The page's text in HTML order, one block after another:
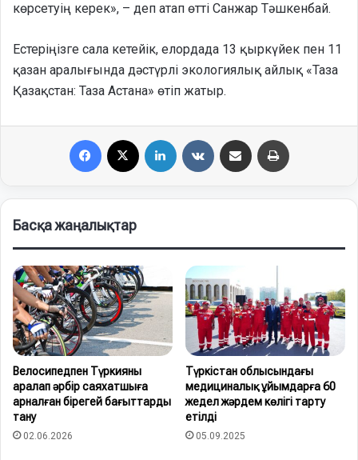
көрсетуің керек», – деп атап өтті Санжар Тәшкенбай.
Естеріңізге сала кетейік, елордада 13 қыркүйек пен 11
қазан аралығында дәстүрлі экологиялық айлық «Таза
Қазақстан: Таза Астана» өтіп жатыр.
Басқа жаңалықтар
Велосипедпен Түркияны
аралап әрбір саяхатшыға
арналған бірегей бағыттарды
тану
02.06.2026
Түркістан облысындағы
медициналық ұйымдарға 60
жедел жәрдем көлігі тарту
етілді
05.09.2025